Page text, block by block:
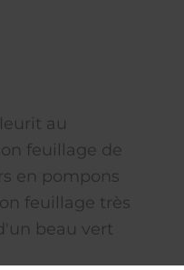
au
feuillage de
en pompons
feuillage très
beau vert